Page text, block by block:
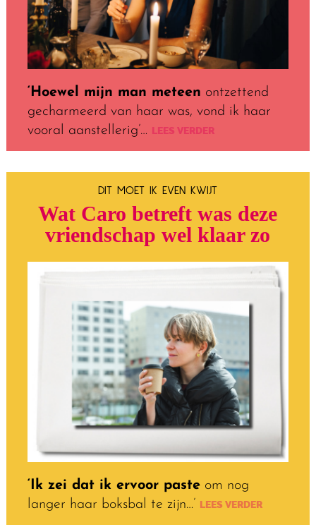
‘Hoewel mijn man meteen ontzettend
gecharmeerd van haar was, vond ik haar
vooral aanstellerig’… LEES VERDER
DIT MOET IK EVEN KWIJT
Wat Caro betreft was deze
vriendschap wel klaar zo
‘Ik zei dat ik ervoor pasteom nog
langer haar boksbal te zijn…’ LEES VERDER